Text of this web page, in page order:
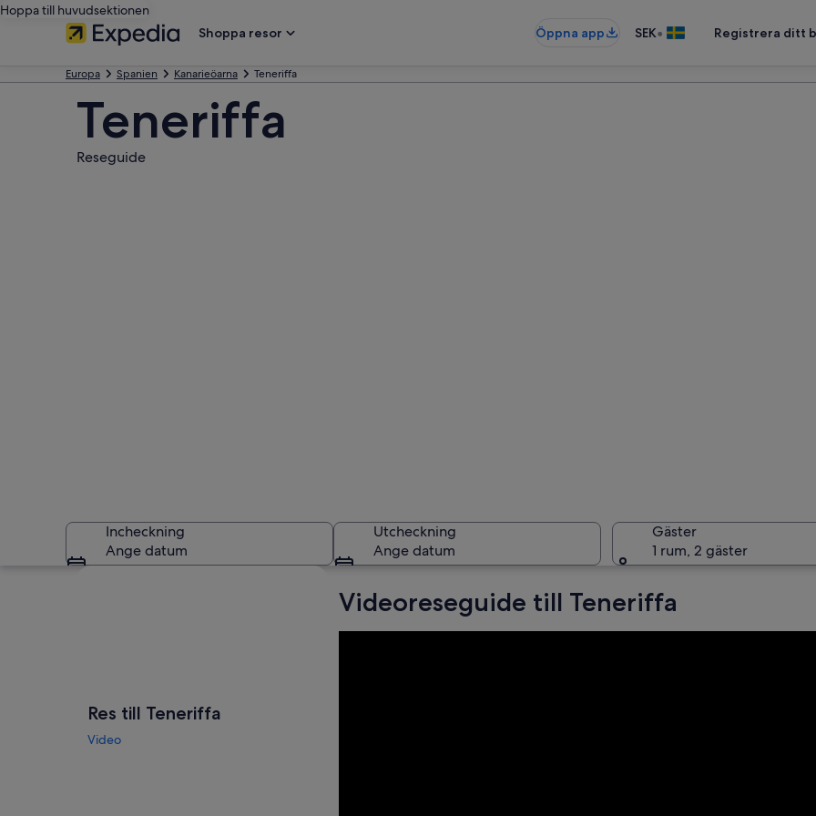
Hoppa till huvudsektionen
Shoppa resor
Öppna app SEK• Registrera ditt
Europa Spanien Kanarieöarna Teneriffa
Teneriffa
Reseguide
Incheckning
Ange datum
Utcheckning
Ange datum
Gäster
1 rum, 2 gäster
Res till Teneriffa
Video
Videoreseguide till Teneriffa